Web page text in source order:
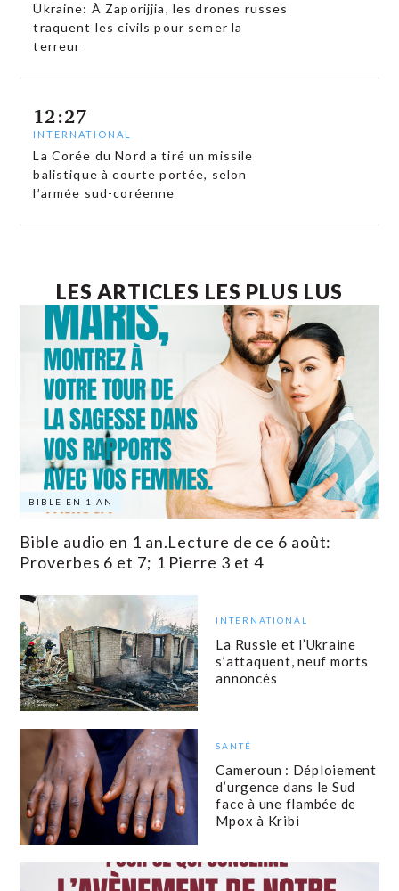
Ukraine: À Zaporijjia, les drones russes
traquent les civils pour semer la
terreur
12:27
INTERNATIONAL
La Corée du Nord a tiré un missile
balistique à courte portée, selon
l’armée sud-coréenne
LES ARTICLES LES PLUS LUS
BIBLE EN 1 AN
Bible audio en 1 an.Lecture de ce 6 août:
Proverbes 6 et 7; 1 Pierre 3 et 4
INTERNATIONAL
La Russie et l’Ukraine
s’attaquent, neuf morts
annoncés
SANTÉ
Cameroun : Déploiement
d’urgence dans le Sud
face à une flambée de
Mpox à Kribi